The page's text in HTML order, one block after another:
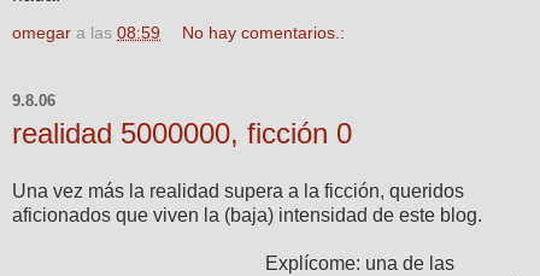
omegar a las 08:59 No hay comentarios.:
9.8.06
realidad 5000000, ficción 0
Una vez más la realidad supera a la ficción, queridos
aficionados que viven la (baja) intensidad de este blog.
Explícome: una de las